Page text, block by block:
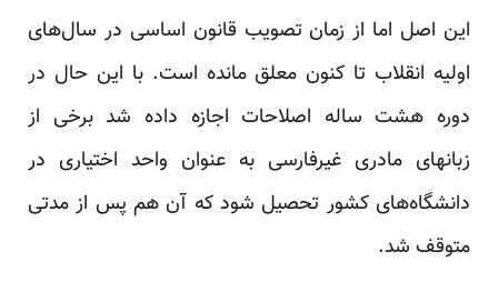
این اصل اما از زمان تصویب قانون اساسی در سال‌های
اولیه انقلاب تا کنون معلق مانده است. با این حال در
دوره هشت ساله اصلاحات اجازه داده شد برخی از
زبانهای مادری غیرفارسی به عنوان واحد اختیاری در
دانشگاه‌های کشور تحصیل شود که آن هم پس از مدتی
متوقف شد.